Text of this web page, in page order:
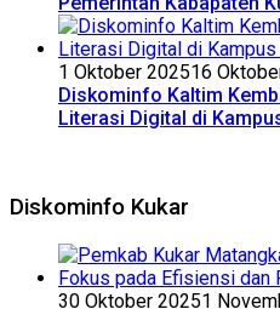
1 Oktober 202516
Diskominfo Kaltim
Literasi Digital di
Diskominfo Kukar
30 Oktober 20251